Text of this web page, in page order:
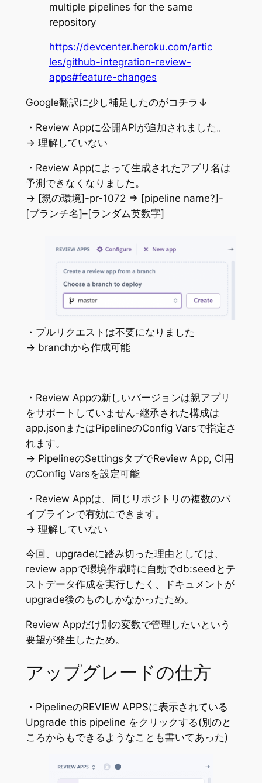
multiple pipelines for the same
repository
https://devcenter.heroku.com/artic
les/github-integration-review-
apps#feature-changes
Google翻訳に少し補足したのがコチラ↓
・Review Appに公開APIが追加されました。
→ 理解していない
・Review Appによって生成されたアプリ名は
予測できなくなりました。
→ [親の環境]-pr-1072 => [pipeline name?]-
[ブランチ名]–[ランダム英数字]
・プルリクエストは不要になりました
→ branchから作成可能
・Review Appの新しいバージョンは親アプリ
をサポートしていません-継承された構成は
app.jsonまたはPipelineのConfig Varsで指定さ
れます。
→ PipelineのSettingsタブでReview App, CI用
のConfig Varsを設定可能
・Review Appは、同じリポジトリの複数のパ
イプラインで有効にできます。
→ 理解していない
今回、upgradeに踏み切った理由としては、
review appで環境作成時に自動でdb:seedとテ
ストデータ作成を実行したく、ドキュメントが
upgrade後のものしかなかったため。
Review Appだけ別の変数で管理したいという
要望が発生したため。
アップグレードの仕方
・PipelineのREVIEW APPSに表示されている
Upgrade this pipeline をクリックする(別のと
ころからもできるようなことも書いてあった)